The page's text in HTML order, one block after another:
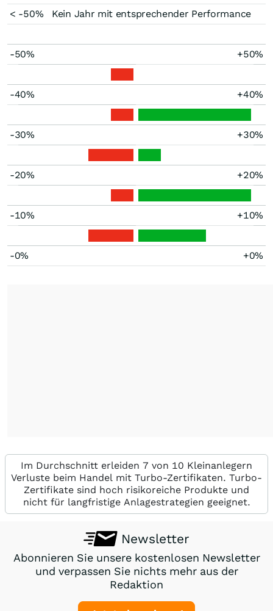
< -50%
Kein Jahr mit entsprechender Performance
-50% +50%
-40% +40%
-30% +30%
-20% +20%
-10% +10%
-0% +0%
Im Durchschnitt erleiden 7 von 10 Kleinanlegern
Verluste beim Handel mit Turbo-Zertifikaten. Turbo-
Zertifikate sind hoch risikoreiche Produkte und
nicht für langfristige Anlagestrategien geeignet.
Newsletter
Abonnieren Sie unsere kostenlosen Newsletter
und verpassen Sie nichts mehr aus der
Redaktion